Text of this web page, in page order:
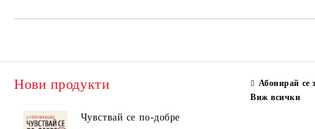
Нови продукти
Чувствай се по-добре
Абонирай се
Виж всички